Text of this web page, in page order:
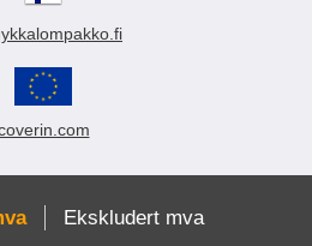
Ekskludert mva